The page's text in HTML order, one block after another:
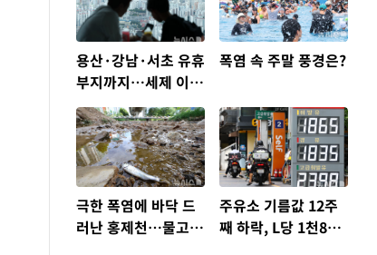
용산·강남·서초 유휴
부지까지…세제 이은
'영끌' 공급대책 윤곽
폭염 속 주말 풍경은?
극한 폭염에 바닥 드
러난 홍제천…물고기
주유소 기름값 12주
째 하락, L당 1천800